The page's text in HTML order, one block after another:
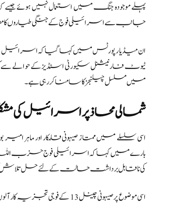
پہلے موجودہ جنگ میں استعمال نہیں ہوئے
جانب سے اسرائیلی فوج کے جنگی طیاروں کا
ان میڈیا رپورٹس میں کہا گیا کہ اسرائیل
ٹیوٹ فار نیشنل سکیورٹی اسٹڈیز کے حوالے
میں مسلسل چیلنجز کا سامنا کر رہی ہے۔
شمالی محاذ پر اسرائیل کی
اسی سلسلے میں ممتاز صیہونی قلمکار اور
بارے میں کہا کہ اسرائیلی فوج حزب اللہ کو
کی ناقابل برداشت حالت کے لئے حل تلاش
اسی موضوع پر صیہونی چینل